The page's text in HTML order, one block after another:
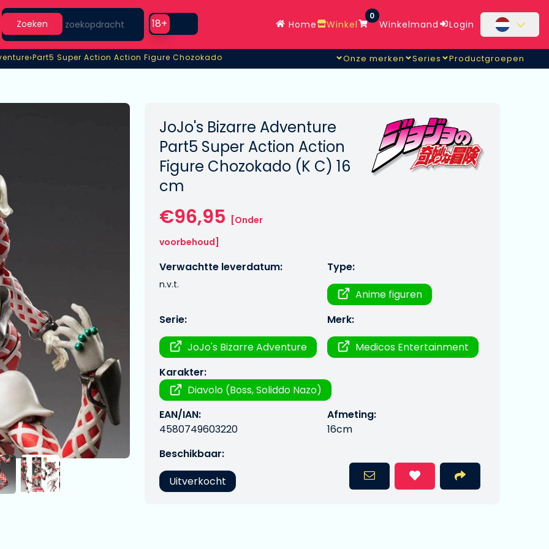
Search
Zoeken
Use setting
18+ Home Winkel
0
Winkelmand Login
›Part5 Super Action Action Figure Chozokado
Part5 Super Action Action Figure Chozokado Onze merken Series Productgroepen
JoJo's Bizarre Adventure
Part5 Super Action Action
Figure Chozokado (K C) 16
cm
€96,95
[Onder
voorbehoud]
Verwachtte leverdatum:
n.v.t.
Type:
Anime figuren
Serie:
JoJo's Bizarre Adventure
Merk:
Medicos Entertainment
Karakter:
Diavolo (Boss, Soliddo Nazo)
EAN/IAN:
4580749603220
Afmeting:
16cm
Beschikbaar:
Uitverkocht